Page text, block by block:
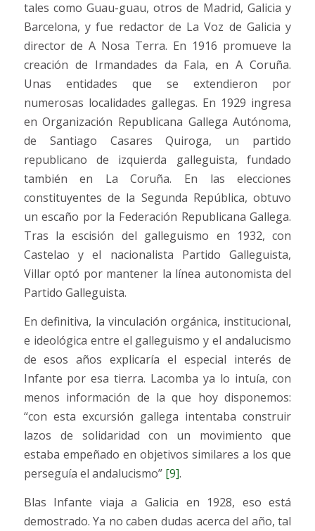
tales como Guau-guau, otros de Madrid, Galicia y
Barcelona, y fue redactor de La Voz de Galicia y
director de A Nosa Terra. En 1916 promueve la
creación de Irmandades da Fala, en A Coruña.
Unas entidades que se extendieron por
numerosas localidades gallegas. En 1929 ingresa
en Organización Republicana Gallega Autónoma,
de Santiago Casares Quiroga, un partido
republicano de izquierda galleguista, fundado
también en La Coruña. En las elecciones
constituyentes de la Segunda República, obtuvo
un escaño por la Federación Republicana Gallega.
Tras la escisión del galleguismo en 1932, con
Castelao y el nacionalista Partido Galleguista,
Villar optó por mantener la línea autonomista del
Partido Galleguista.
En definitiva, la vinculación orgánica, institucional,
e ideológica entre el galleguismo y el andalucismo
de esos años explicaría el especial interés de
Infante por esa tierra. Lacomba ya lo intuía, con
menos información de la que hoy disponemos:
“con esta excursión gallega intentaba construir
lazos de solidaridad con un movimiento que
estaba empeñado en objetivos similares a los que
perseguía el andalucismo” [9].
Blas Infante viaja a Galicia en 1928, eso está
demostrado. Ya no caben dudas acerca del año, tal